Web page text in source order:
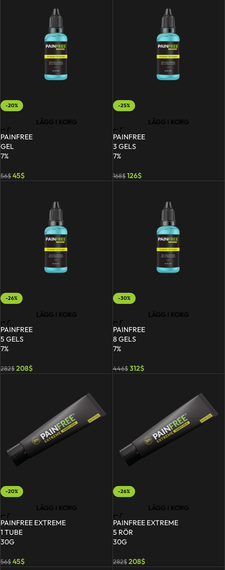
-20%
LÄGG I KORG
PAINFREE
GEL
7%
56$45$
-25%
LÄGG I KORG
PAINFREE
3 GELS
7%
168$ 126$
-26%
LÄGG I KORG
PAINFREE
5 GELS
7%
282$208$
-30%
LÄGG I KORG
PAINFREE
8 GELS
7%
446$ 312$
-20%
LÄGG I KORG
PAINFREE EXTREME
1 TUBE
30G
56$45$
-26%
LÄGG I KORG
PAINFREE EXTREME
5 RÖR
30G
282$ 208$